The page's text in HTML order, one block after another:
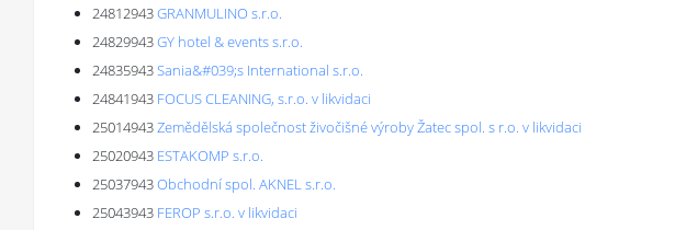
24812943GRANMULINO s.r.o.
24829943GY hotel & events s.r.o.
24835943Sania&#039;s International s.r.o.
24841943 FOCUS CLEANING, s.r.o. v likvidaci
25014943Zemědělská společnost živočišné výroby Žatec spol. s r.o. v likvidaci
25020943 ESTAKOMP s.r.o.
25037943Obchodní spol. AKNEL s.r.o.
25043943 FEROP s.r.o. v likvidaci